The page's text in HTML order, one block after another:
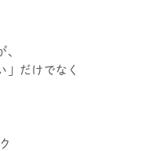
、
」だけでなく